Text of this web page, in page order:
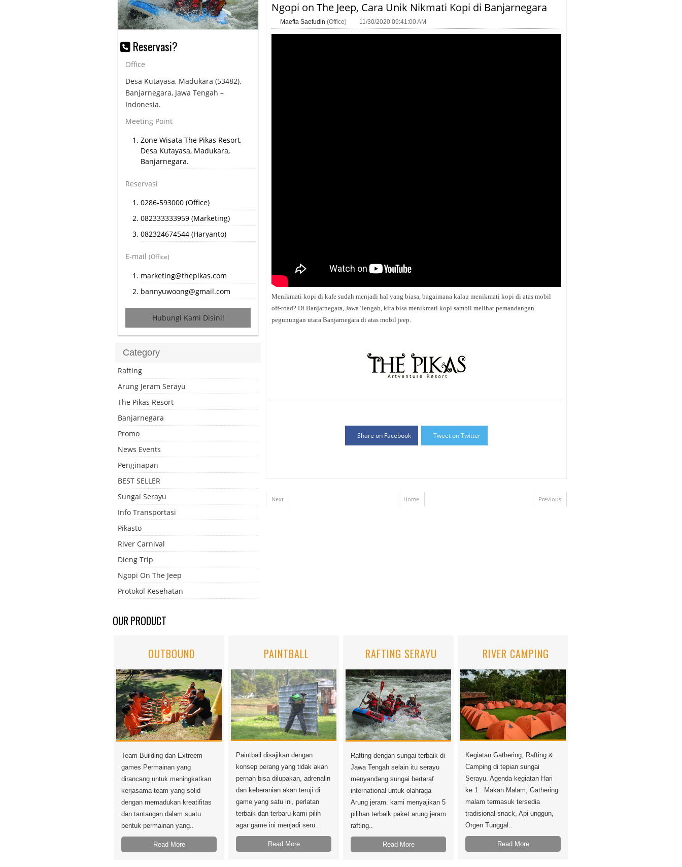
Ngopi on The Jeep, Cara Unik Nikmati Kopi di Banjarnegara
Maefta Saefudin (Office) 11/30/2020 09:41:00 AM
Menikmati kopi di kafe sudah menjadi hal yang biasa, bagaimana kalau menikmati kopi di atas mobil
off-road? Di Banjarnegara, Jawa Tengah, kita bisa menikmati kopi sambil melihat pemandangan
pegunungan utara Banjarnegara di atas mobil jeep.
Share on Facebook Tweet on Twitter
Next Previous
Home
Reservasi?
Office
Desa Kutayasa, Madukara (53482),
Banjarnegara, Jawa Tengah –
Indonesia.
Meeting Point
Zone Wisata The Pikas Resort,
Desa Kutayasa, Madukara,
Banjarnegara.
Reservasi
0286-593000 (Office)
082333333959 (Marketing)
082324674544 (Haryanto)
E-mail (Office)
marketing@thepikas.com
bannyuwoong@gmail.com
Hubungi Kami Disini!
Category
Rafting
Arung Jeram Serayu
The Pikas Resort
Banjarnegara
Promo
News Events
Penginapan
BEST SELLER
Sungai Serayu
Info Transportasi
Pikasto
River Carnival
Dieng Trip
Ngopi On The Jeep
Protokol Kesehatan
OUR PRODUCT
OUTBOUND
Team Building dan Extreem
games Permainan yang
dirancang untuk meningkatkan
kerjasama team yang solid
dengan memadukan kreatifitas
dan tantangan dalam suatu
bentuk permainan yang..
Read More
PAINTBALL
Paintball disajikan dengan
konsep perang yang tidak akan
pernah bisa dilupakan, adrenalin
dan keberanian akan teruji di
game yang satu ini, perlatan
terbaik dan terbaru kami pilih
agar game ini menjadi seru..
Read More
RAFTING SERAYU
Rafting dengan sungai terbaik di
Jawa Tengah selain itu serayu
menyandang sungai bertaraf
international untuk olahraga
Arung jeram. kami menyajikan 5
pilihan terbaik paket arung jeram
rafting..
Read More
RIVER CAMPING
Kegiatan Gathering, Rafting &
Camping di tepian sungai
Serayu. Agenda kegiatan Hari
ke 1 : Makan Malam, Gathering
malam termasuk tersedia
tradisional snack, Api unggun,
Orgen Tunggal..
Read More